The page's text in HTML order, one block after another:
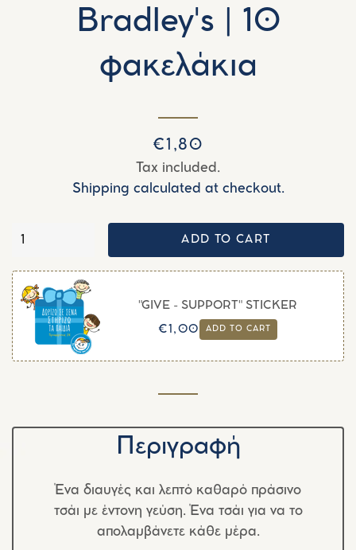
Bradley's | 10
φακελάκια
Regular
price
Sale
price
€1,80
Tax included.
Shipping calculated at checkout.
ADD TO CART
"GIVE - SUPPORT" STICKER
Regular
Sale
€1,00 ADD TO CART
Περιγραφή
Ένα διαυγές και λεπτό καθαρό πράσινο
τσάι με έντονη γεύση. Ένα τσάι για να το
απολαμβάνετε κάθε μέρα.